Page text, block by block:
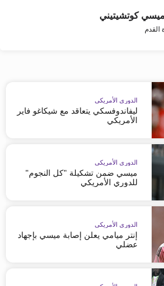
كوتشيتيني
القدم
الدوري الأمريكي
ليفاندوفسكي يتعاقد مع شيكاغو فاير
الأمريكي
الدوري الأمريكي
ميسي ضمن تشكيلة "كل النجوم"
للدوري الأمريكي
الدوري الأمريكي
إنتر ميامي يعلن إصابة ميسي بإجهاد
عضلي